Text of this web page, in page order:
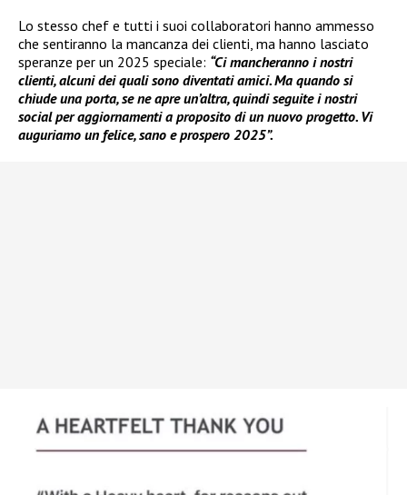
Lo stesso chef e tutti i suoi collaboratori hanno ammesso
che sentiranno la mancanza dei clienti, ma hanno lasciato
speranze per un 2025 speciale: “Ci mancheranno i nostri
clienti, alcuni dei quali sono diventati amici. Ma quando si
chiude una porta, se ne apre un’altra, quindi seguite i nostri
social per aggiornamenti a proposito di un nuovo progetto. Vi
auguriamo un felice, sano e prospero 2025”.